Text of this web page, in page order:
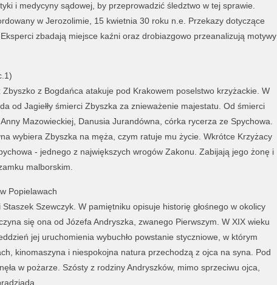
i medycyny sądowej, by przeprowadzić śledztwo w tej sprawie.
w Jerozolimie, 15 kwietnia 30 roku n.e. Przekazy dotyczące
zbadają miejsce kaźni oraz drobiazgowo przeanalizują motywy
Zbyszko z Bogdańca atakuje pod Krakowem poselstwo krzyżackie. W
od Jagiełły śmierci Zbyszka za znieważenie majestatu. Od śmierci
Mazowieckiej, Danusia Jurandówna, córka rycerza ze Spychowa.
wybiera Zbyszka na męża, czym ratuje mu życie. Wkrótce Krzyżacy
- jednego z największych wrogów Zakonu. Zabijają jego żonę i
malborskim.
Popielawach
Szewczyk. W pamiętniku opisuje historię głośnego w okolicy
się ona od Józefa Andryszka, zwanego Pierwszym. W XIX wieku
jej uruchomienia wybuchło powstanie styczniowe, w którym
kinomaszyna i niespokojna natura przechodzą z ojca na syna. Pod
w pożarze. Szósty z rodziny Andryszków, mimo sprzeciwu ojca,